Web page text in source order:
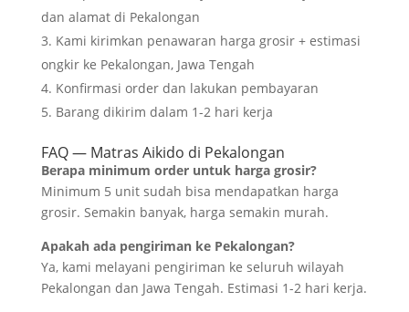
dan alamat di Pekalongan
Kami kirimkan penawaran harga grosir + estimasi
ongkir ke Pekalongan, Jawa Tengah
Konfirmasi order dan lakukan pembayaran
Barang dikirim dalam 1-2 hari kerja
FAQ — Matras Aikido di Pekalongan
Berapa minimum order untuk harga grosir?
Minimum 5 unit sudah bisa mendapatkan harga
grosir. Semakin banyak, harga semakin murah.
Apakah ada pengiriman ke Pekalongan?
Ya, kami melayani pengiriman ke seluruh wilayah
Pekalongan dan Jawa Tengah. Estimasi 1-2 hari kerja.